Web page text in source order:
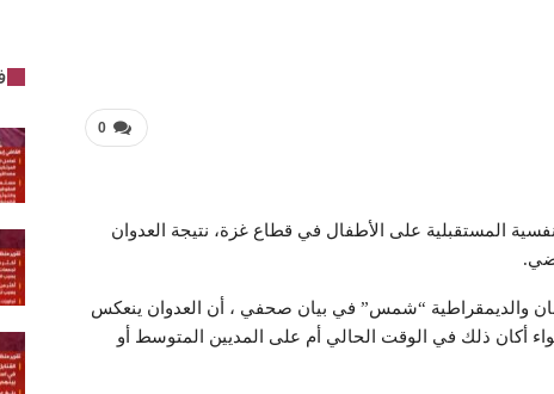
0
المستقبلية على الأطفال في قطاع غزة، نتيجة العدوان
والديمقراطية “شمس” في بيان صحفي ، أن العدوان ينعكس
أكان ذلك في الوقت الحالي أم على المديين المتوسط أو